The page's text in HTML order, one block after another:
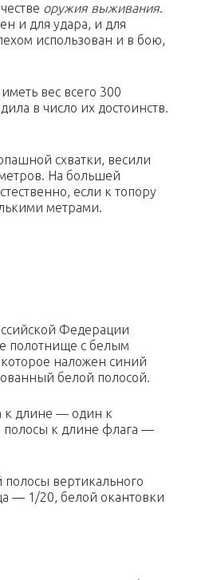
оружия выживания.
и для удара, и для
использован и в бою,
вес всего 300
в число их достоинств.
схватки, весили
На большей
если к топору
метрами.
Федерации
полотнище с белым
наложен синий
белой полосой.
длине — один к
полосы к длине флага —
вертикального
— 1/20, белой окантовки